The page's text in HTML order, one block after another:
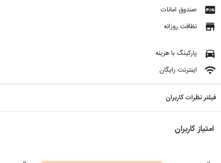
fiber_pin صندوق امانات
store نظافت روزانه
directions_car پارکینگ با هزینه
wifi اینترنت رایگان
فیلتر نظرات کاربران
امتیاز کاربران